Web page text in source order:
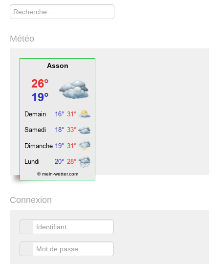
Rechercher
Météo
Asson
© mein-wetter.com
Connexion